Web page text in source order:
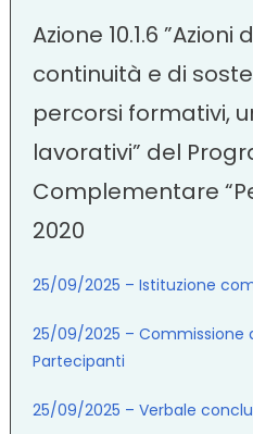
Azione 10.1.6
continuità e di
percorsi formativi,
lavorativi” del
Complementare
2020
25/09/2025 – Istituzione
25/09/2025 – Commissione
Partecipanti
25/09/2025 – Verbale